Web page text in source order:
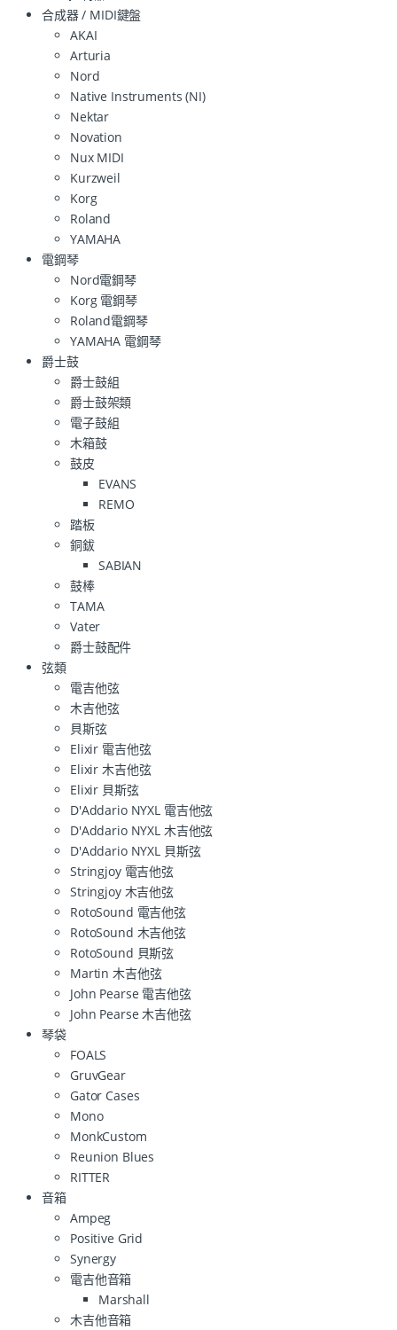
合成器 / MIDI鍵盤
AKAI
Arturia
Nord
Native Instruments (NI)
Nektar
Novation
Nux MIDI
Kurzweil
Korg
Roland
YAMAHA
電鋼琴
Nord電鋼琴
Korg 電鋼琴
Roland電鋼琴
YAMAHA 電鋼琴
爵士鼓
爵士鼓組
爵士鼓架類
電子鼓組
木箱鼓
鼓皮
EVANS
REMO
踏板
銅鈸
SABIAN
鼓棒
TAMA
Vater
爵士鼓配件
弦類
電吉他弦
木吉他弦
貝斯弦
Elixir 電吉他弦
Elixir 木吉他弦
Elixir 貝斯弦
D'Addario NYXL 電吉他弦
D'Addario NYXL 木吉他弦
D'Addario NYXL 貝斯弦
Stringjoy 電吉他弦
Stringjoy 木吉他弦
RotoSound 電吉他弦
RotoSound 木吉他弦
RotoSound 貝斯弦
Martin 木吉他弦
John Pearse 電吉他弦
John Pearse 木吉他弦
琴袋
FOALS
GruvGear
Gator Cases
Mono
MonkCustom
Reunion Blues
RITTER
音箱
Ampeg
Positive Grid
Synergy
電吉他音箱
Marshall
木吉他音箱